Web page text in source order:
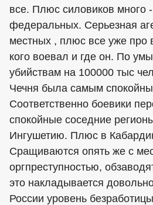
все. Плюс силовиков много
федеральных. Серьезная
местных , плюс все уже про
кого воевал и где он. По
убийствам на 100000 тыс
Чечня была самым
Соответственно боевики
спокойные соседние
Ингушетию. Плюс в
Сращиваются опять же с
оргпреступностью,
это накладывается
России уровень